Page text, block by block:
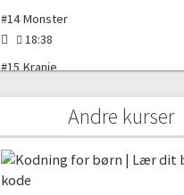
#14 Monster
18:38
#15 Kranie
#16 Halloweenslot
15:48
#17 Prinsesseslot
17:14
Andre kurser